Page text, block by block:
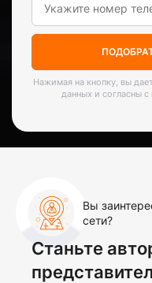
Нажимая на кнопку, вы
данных и согласны с
Вы
сети?
Станьте